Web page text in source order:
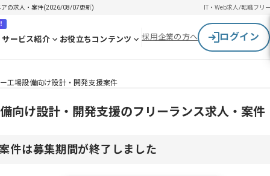
アの求人・案件(2026/08/07更新) IT・Web求人/転職フリ
サービス紹介 お役立ちコンテンツ 採用企業の方へ ログイン
工場設備向け設計・開発支援案件
向け設計・開発支援のフリーランス求人・案件
件は募集期間が終了しました